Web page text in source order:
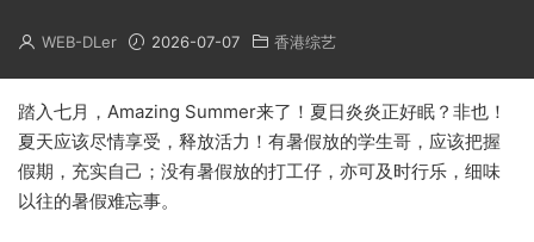
WEB-DLer 2026-07-07 香港综艺
踏入七月，Amazing Summer来了！夏日炎炎正好眠？非也！
夏天应该尽情享受，释放活力！有暑假放的学生哥，应该把握
假期，充实自己；没有暑假放的打工仔，亦可及时行乐，细味
以往的暑假难忘事。